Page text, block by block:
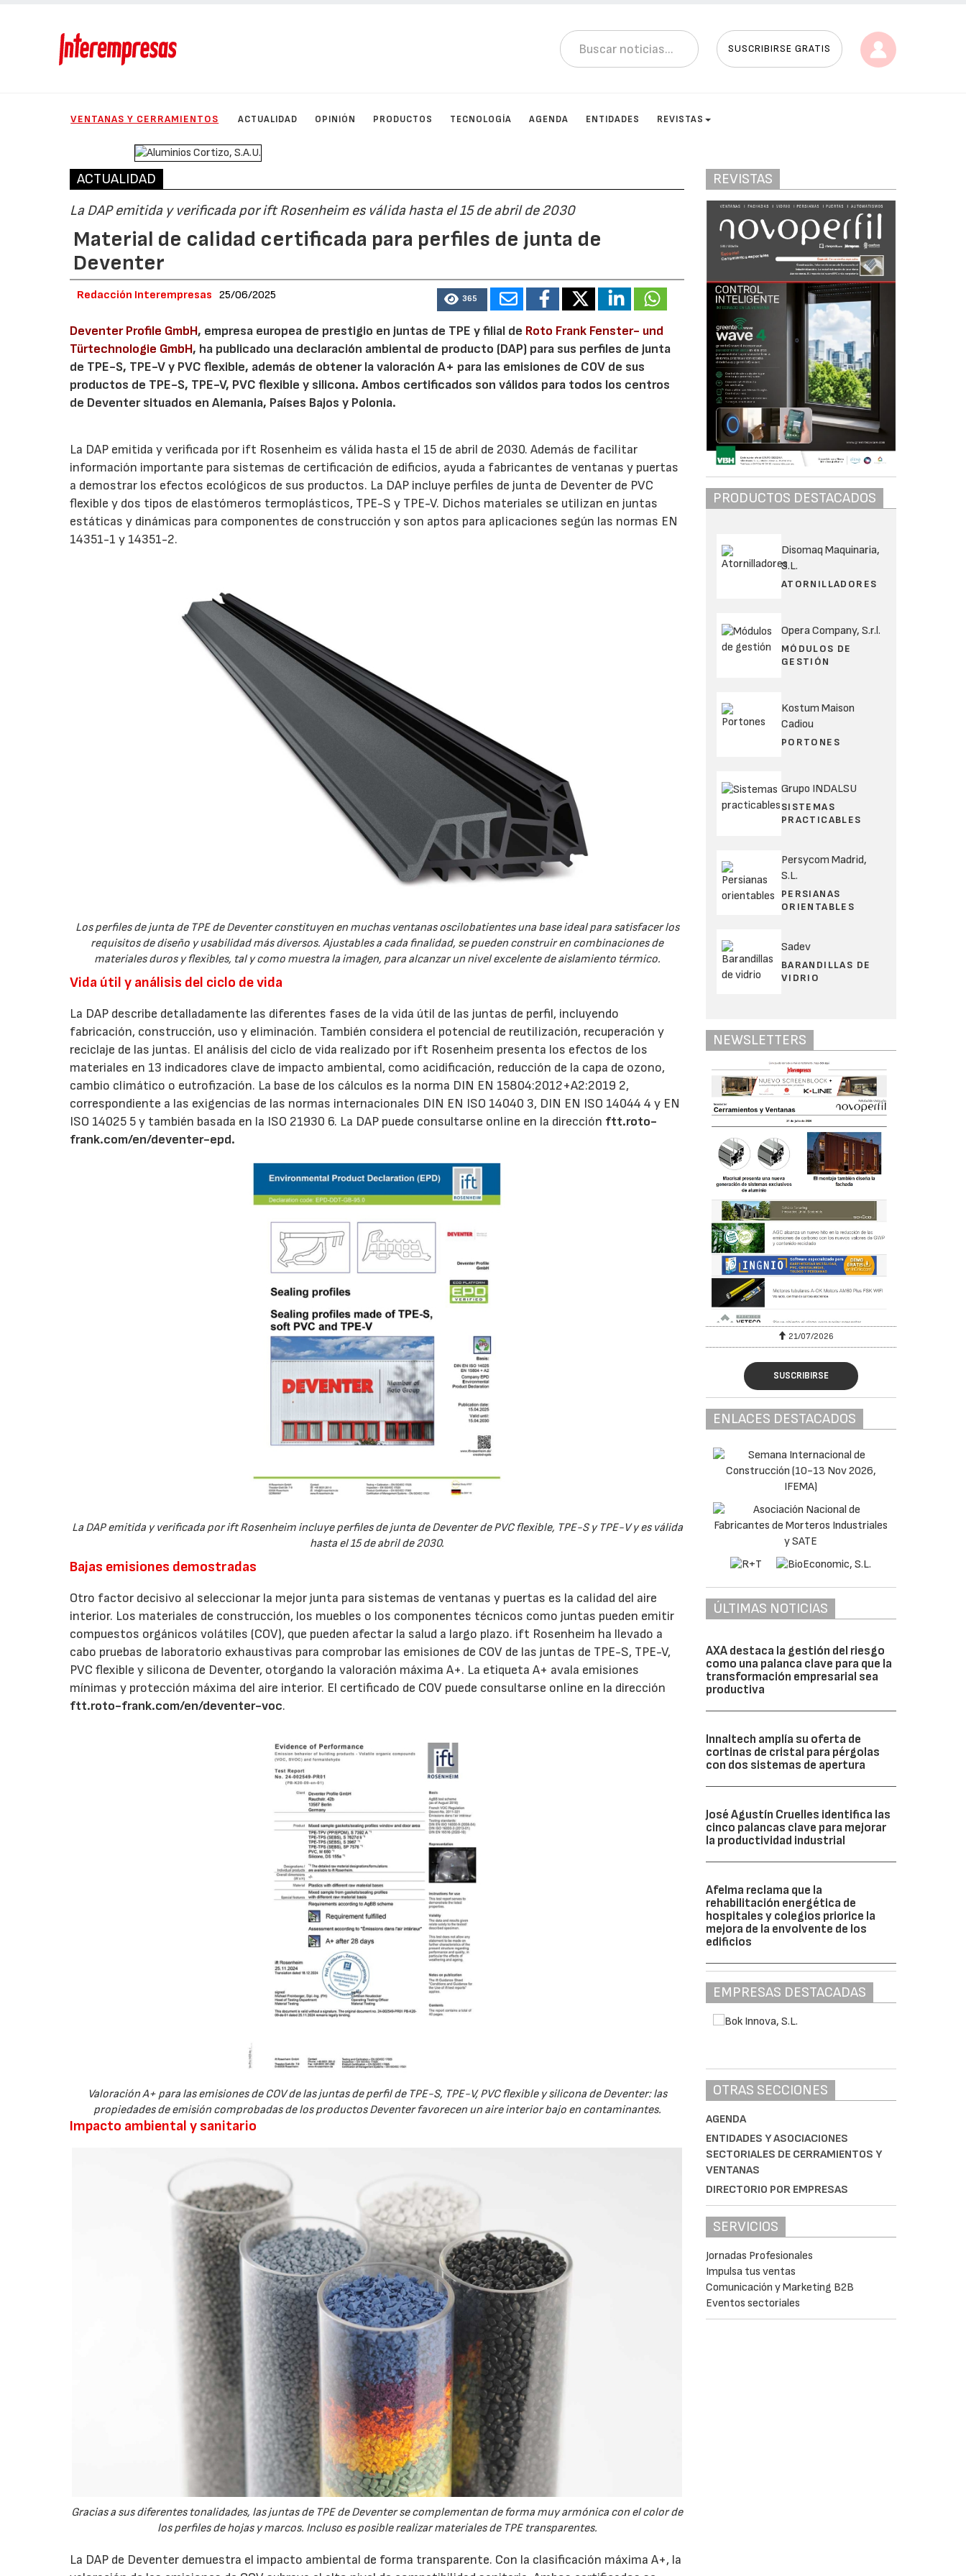
SUSCRIBIRSE GRATIS
VENTANAS Y CERRAMIENTOS ACTUALIDAD OPINIÓN PRODUCTOS TECNOLOGÍA AGENDA ENTIDADES REVISTAS
ACTUALIDAD
La DAP emitida y verificada por ift Rosenheim es válida hasta el 15 de abril de 2030
Material de calidad certificada para perfiles de junta de
Deventer
Redacción Interempresas 25/06/2025 365
Deventer Profile GmbH, empresa europea de prestigio en juntas de TPE y filial de Roto Frank Fenster- und
Türtechnologie GmbH, ha publicado una declaración ambiental de producto (DAP) para sus perfiles de junta
de TPE-S, TPE-V y PVC flexible, además de obtener la valoración A+ para las emisiones de COV de sus
productos de TPE-S, TPE-V, PVC flexible y silicona. Ambos certificados son válidos para todos los centros
de Deventer situados en Alemania, Países Bajos y Polonia.
La DAP emitida y verificada por ift Rosenheim es válida hasta el 15 de abril de 2030. Además de facilitar
información importante para sistemas de certificación de edificios, ayuda a fabricantes de ventanas y puertas
a demostrar los efectos ecológicos de sus productos. La DAP incluye perfiles de junta de Deventer de PVC
flexible y dos tipos de elastómeros termoplásticos, TPE-S y TPE-V. Dichos materiales se utilizan en juntas
estáticas y dinámicas para componentes de construcción y son aptos para aplicaciones según las normas EN
14351-1 y 14351-2.
Los perfiles de junta de TPE de Deventer constituyen en muchas ventanas oscilobatientes una base ideal para satisfacer los
requisitos de diseño y usabilidad más diversos. Ajustables a cada finalidad, se pueden construir en combinaciones de
materiales duros y flexibles, tal y como muestra la imagen, para alcanzar un nivel excelente de aislamiento térmico.
Vida útil y análisis del ciclo de vida
La DAP describe detalladamente las diferentes fases de la vida útil de las juntas de perfil, incluyendo
fabricación, construcción, uso y eliminación. También considera el potencial de reutilización, recuperación y
reciclaje de las juntas. El análisis del ciclo de vida realizado por ift Rosenheim presenta los efectos de los
materiales en 13 indicadores clave de impacto ambiental, como acidificación, reducción de la capa de ozono,
cambio climático o eutrofización. La base de los cálculos es la norma DIN EN 15804:2012+A2:2019 2,
correspondiente a las exigencias de las normas internacionales DIN EN ISO 14040 3, DIN EN ISO 14044 4 y EN
ISO 14025 5 y también basada en la ISO 21930 6. La DAP puede consultarse online en la dirección ftt.roto-
frank.com/en/deventer-epd.
La DAP emitida y verificada por ift Rosenheim incluye perfiles de junta de Deventer de PVC flexible, TPE-S y TPE-V y es válida
hasta el 15 de abril de 2030.
Bajas emisiones demostradas
Otro factor decisivo al seleccionar la mejor junta para sistemas de ventanas y puertas es la calidad del aire
interior. Los materiales de construcción, los muebles o los componentes técnicos como juntas pueden emitir
compuestos orgánicos volátiles (COV), que pueden afectar la salud a largo plazo. ift Rosenheim ha llevado a
cabo pruebas de laboratorio exhaustivas para comprobar las emisiones de COV de las juntas de TPE-S, TPE-V,
PVC flexible y silicona de Deventer, otorgando la valoración máxima A+. La etiqueta A+ avala emisiones
mínimas y protección máxima del aire interior. El certificado de COV puede consultarse online en la dirección
ftt.roto-frank.com/en/deventer-voc.
Valoración A+ para las emisiones de COV de las juntas de perfil de TPE-S, TPE-V, PVC flexible y silicona de Deventer: las
propiedades de emisión comprobadas de los productos Deventer favorecen un aire interior bajo en contaminantes.
Impacto ambiental y sanitario
Gracias a sus diferentes tonalidades, las juntas de TPE de Deventer se complementan de forma muy armónica con el color de
los perfiles de hojas y marcos. Incluso es posible realizar materiales de TPE transparentes.
La DAP de Deventer demuestra el impacto ambiental de forma transparente. Con la clasificación máxima A+, la
REVISTAS
PRODUCTOS DESTACADOS
Disomaq Maquinaria,
S.L.
ATORNILLADORES
Opera Company, S.r.l.
MÓDULOS DE
GESTIÓN
Kostum Maison
Cadiou
PORTONES
Grupo INDALSU
SISTEMAS
PRACTICABLES
Persycom Madrid,
S.L.
PERSIANAS
ORIENTABLES
Sadev
BARANDILLAS DE
VIDRIO
NEWSLETTERS
21/07/2026 21/07/2026
SUSCRIBIRSE
ENLACES DESTACADOS
ÚLTIMAS NOTICIAS
AXA destaca la gestión del riesgo
como una palanca clave para que la
transformación empresarial sea
productiva
Innaltech amplía su oferta de
cortinas de cristal para pérgolas
con dos sistemas de apertura
José Agustín Cruelles identifica las
cinco palancas clave para mejorar
la productividad industrial
Afelma reclama que la
rehabilitación energética de
hospitales y colegios priorice la
mejora de la envolvente de los
edificios
EMPRESAS DESTACADAS
OTRAS SECCIONES
AGENDA
ENTIDADES Y ASOCIACIONES
SECTORIALES DE CERRAMIENTOS Y
VENTANAS
DIRECTORIO POR EMPRESAS
SERVICIOS
Jornadas Profesionales
Impulsa tus ventas
Comunicación y Marketing B2B
Eventos sectoriales